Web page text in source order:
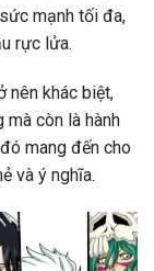
mạnh tối đa,
rực lửa.
nên khác biệt,
mà còn là hành
mang đến cho
và ý nghĩa.